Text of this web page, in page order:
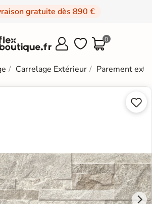
gratuite dès 890 €
  0
Carrelage Extérieur Parement

